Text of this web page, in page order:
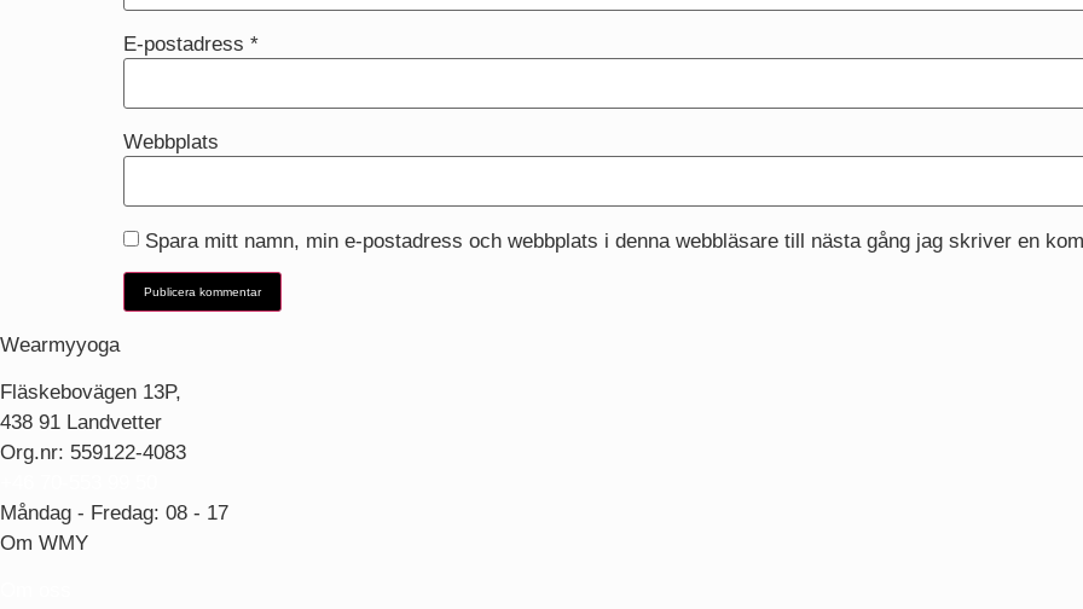
E-postadress *
Webbplats
Spara mitt namn, min e-postadress och webbplats i denna webbläsare till nästa gång jag skriver en
Wearmyyoga
Fläskebovägen 13P,
438 91 Landvetter
Org.nr: 559122-4083
Måndag - Fredag: 08 - 17
Om WMY